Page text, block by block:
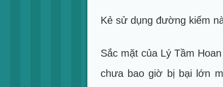
Kẻ sử dụng đường kiếm
Sắc mặt của Lý Tầm
chưa bao giờ bị bại lớn